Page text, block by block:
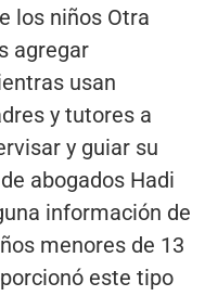
los niños Otra
agregar
usan
y tutores a
y guiar su
abogados Hadi
información de
menores de 13
este tipo